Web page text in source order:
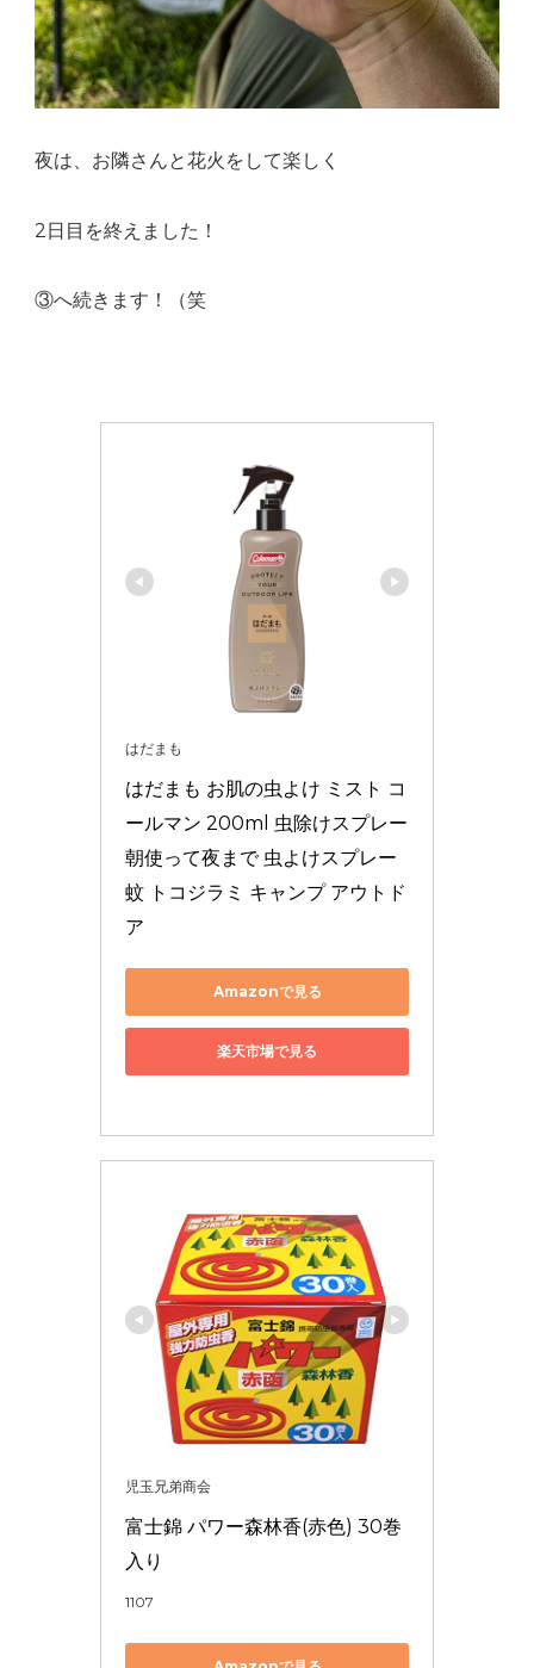
夜は、お隣さんと花火をして楽しく
2日目を終えました！
③へ続きます！（笑
はだまも
はだまも お肌の虫よけ ミスト コ
ールマン 200ml 虫除けスプレー
朝使って夜まで 虫よけスプレー
蚊 トコジラミ キャンプ アウトド
ア
Amazonで見る
楽天市場で見る
児玉兄弟商会
富士錦 パワー森林香(赤色) 30巻
入り
1107